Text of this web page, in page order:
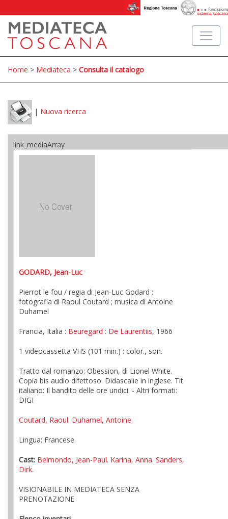
Home > Mediateca > Consulta il catalogo
| Nuova ricerca
link_mediaArray
GODARD, Jean-Luc
Pierrot le fou / regia di Jean-Luc Godard ;
fotografia di Raoul Coutard ; musica di Antoine
Duhamel
Francia, Italia : Beuregard : De Laurentiis, 1966
1 videocassetta VHS (101 min.) : color., son.
Tratto dal romanzo: Obession, di Lionel White.
Copia bis audio difettoso. Didascalie in inglese. Tit.
italiano: Il bandito delle ore undici. - Altri formati:
DIGI
Coutard, Raoul. Duhamel, Antoine.
Lingua: Francese.
Cast: Belmondo, Jean-Paul. Karina, Anna. Sanders,
Dirk.
VISIONABILE IN MEDIATECA SENZA
PRENOTAZIONE